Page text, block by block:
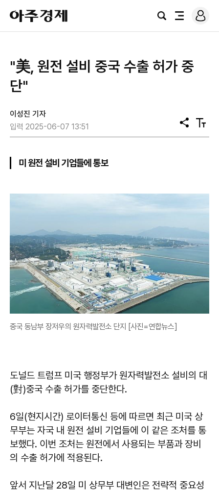
아
주
경
검
전
로
그
"美, 원전 설비 중국 수출 허가 중
단"
이성진 기자
입력 2025-06-07 13:51
공
유
텍
스
미 원전 설비 기업들에 통보
중국 동남부 장저우의 원자력발전소 단지 [사진=연합뉴스]
도널드 트럼프 미국 행정부가 원자력발전소 설비의 대
(對)중국 수출 허가를 중단한다.
6일(현지시간) 로이터통신 등에 따르면 최근 미국 상
무부는 자국 내 원전 설비 기업들에 이 같은 조처를 통
보했다. 이번 조처는 원전에서 사용되는 부품과 장비
의 수출 허가에 적용된다.
앞서 지난달 28일 미 상무부 대변인은 전략적 중요성